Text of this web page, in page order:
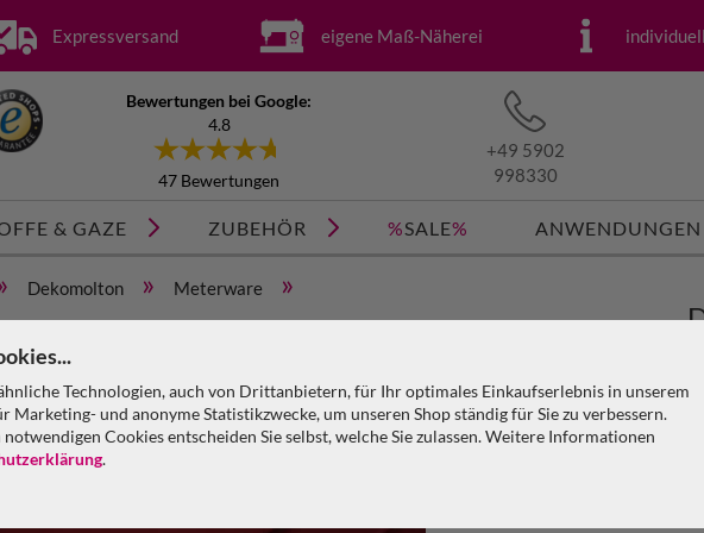
Technologien, auch von Drittanbietern, für Ihr optimales Einkaufserlebnis in unserem
Marketing- und anonyme Statistikzwecke, um unseren Shop ständig für Sie zu verbessern.
Cookies entscheiden Sie selbst, welche Sie zulassen. Weitere Informationen
.
Expressversand eigene Maß-Näherei
Bewertungen bei Google:
4.8
47 Bewertungen
+49 5902
998330
& GAZE ZUBEHÖR %SALE% ANWENDUNGEN
Dekomolton » Meterware »